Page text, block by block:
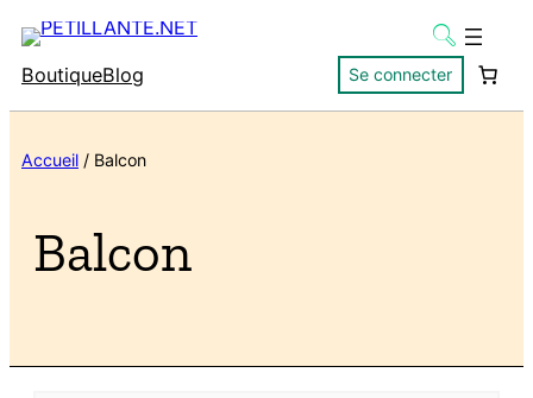
BoutiqueBlog Se connecter
Accueil / Balcon
Balcon